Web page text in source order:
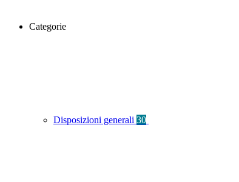
Categorie
Disposizioni generali 30